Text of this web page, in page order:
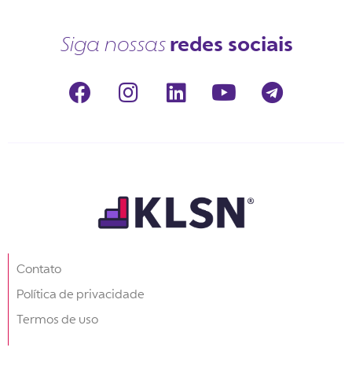
Siga nossas redes sociais
Contato
Política de privacidade
Termos de uso